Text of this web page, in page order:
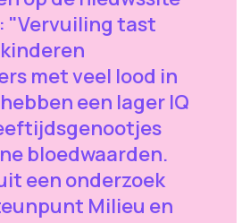
"Vervuiling tast
met veel lood in
een lager IQ
bloedwaarden.
een onderzoek
Milieu en